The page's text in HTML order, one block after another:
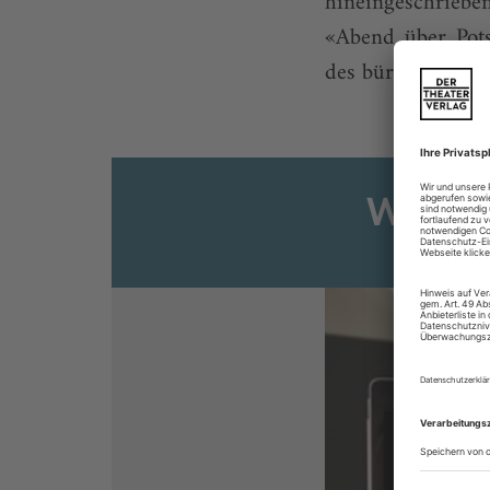
«Abend über
des bürgerlichen
Sie